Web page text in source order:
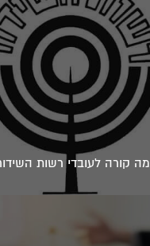
מה קורה לעובדי רשות